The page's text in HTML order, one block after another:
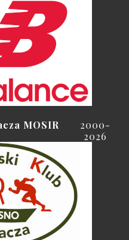
MOSIR
2000-
2026